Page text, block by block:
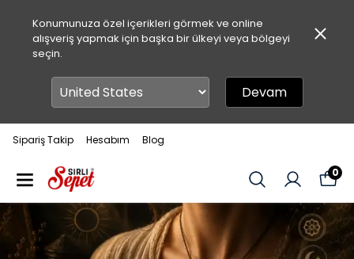
Konumunuza özel içerikleri görmek ve online
alışveriş yapmak için başka bir ülkeyi veya bölgeyi
seçin.
Devam
Sipariş Takip Hesabım Blog
0